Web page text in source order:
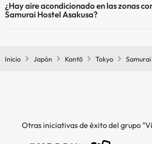
¿Hay aire acondicionado en las zonas
Samurai Hostel Asakusa?
Inicio
Japón Kantō Tokyo
Otras iniciativas de éxito del grupo